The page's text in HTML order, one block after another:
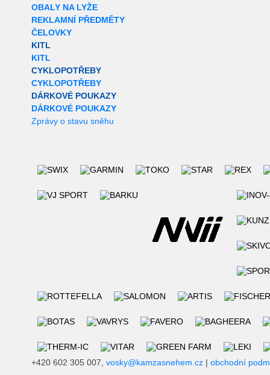
OBALY NA LYŽE
REKLAMNÍ PŘEDMĚTY
ČELOVKY
KITL
KITL
CYKLOPOTŘEBY
CYKLOPOTŘEBY
DÁRKOVÉ POUKAZY
DÁRKOVÉ POUKAZY
Zprávy o stavu sněhu
+420 602 305 007, vosky@kamzasnehem.cz | obchodní